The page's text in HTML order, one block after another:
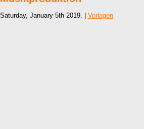
Saturday, January 5th 2019. | Vorlagen